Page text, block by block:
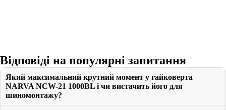
Відповіді на популярні запитання
Який максимальний крутний момент у гайковерта
NARVA NCW-21 1000BL і чи вистачить його для
шиномонтажу?